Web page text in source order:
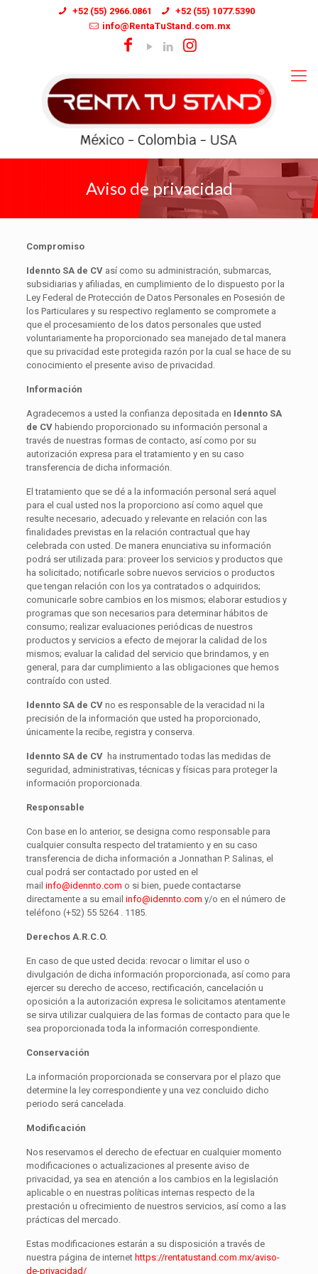
+52 (55) 2966.0861
+52 (55) 1077.5390
info@RentaTuStand.com.mx
Aviso de privacidad
Compromiso
Idennto SA de CVasí como su administración, submarcas,
subsidiarias y afiliadas, en cumplimiento de lo dispuesto por la
Ley Federal de Protección de Datos Personales en Posesión de
los Particulares y su respectivo reglamento se compromete a
que el procesamiento de los datos personales que usted
voluntariamente ha proporcionado sea manejado de tal manera
que su privacidad este protegida razón por la cual se hace de su
conocimiento el presente aviso de privacidad.
Información
Agradecemos a usted la confianza depositada en Idennto SA
de CVhabiendo proporcionado su información personal a
través de nuestras formas de contacto, así como por su
autorización expresa para el tratamiento y en su caso
transferencia de dicha información.
El tratamiento que se dé a la información personal será aquel
para el cual usted nos la proporciono así como aquel que
resulte necesario, adecuado y relevante en relación con las
finalidades previstas en la relación contractual que hay
celebrada con usted. De manera enunciativa su información
podrá ser utilizada para: proveer los servicios y productos que
ha solicitado; notificarle sobre nuevos servicios o productos
que tengan relación con los ya contratados o adquiridos;
comunicarle sobre cambios en los mismos; elaborar estudios y
programas que son necesarios para determinar hábitos de
consumo; realizar evaluaciones periódicas de nuestros
productos y servicios a efecto de mejorar la calidad de los
mismos; evaluar la calidad del servicio que brindamos, y en
general, para dar cumplimiento a las obligaciones que hemos
contraído con usted.
Idennto SA de CVno es responsable de la veracidad ni la
precisión de la información que usted ha proporcionado,
únicamente la recibe, registra y conserva.
Idennto SA de CVha instrumentado todas las medidas de
seguridad, administrativas, técnicas y físicas para proteger la
información proporcionada.
Responsable
Con base en lo anterior, se designa como responsable para
cualquier consulta respecto del tratamiento y en su caso
transferencia de dicha información a Jonnathan P. Salinas, el
cual podrá ser contactado por usted en el
mail info@idennto.com o si bien, puede contactarse
directamente a su email info@idennto.com y/o en el número de
teléfono (+52) 55 5264 . 1185.
Derechos A.R.C.O.
En caso de que usted decida: revocar o limitar el uso o
divulgación de dicha información proporcionada, así como para
ejercer su derecho de acceso, rectificación, cancelación u
oposición a la autorización expresa le solicitamos atentamente
se sirva utilizar cualquiera de las formas de contacto para que le
sea proporcionada toda la información correspondiente.
Conservación
La información proporcionada se conservara por el plazo que
determine la ley correspondiente y una vez concluido dicho
periodo será cancelada.
Modificación
Nos reservamos el derecho de efectuar en cualquier momento
modificaciones o actualizaciones al presente aviso de
privacidad, ya sea en atención a los cambios en la legislación
aplicable o en nuestras políticas internas respecto de la
prestación u ofrecimiento de nuestros servicios, así como a las
prácticas del mercado.
Estas modificaciones estarán a su disposición a través de
nuestra página de internet https://rentatustand.com.mx/aviso-
de-privacidad/